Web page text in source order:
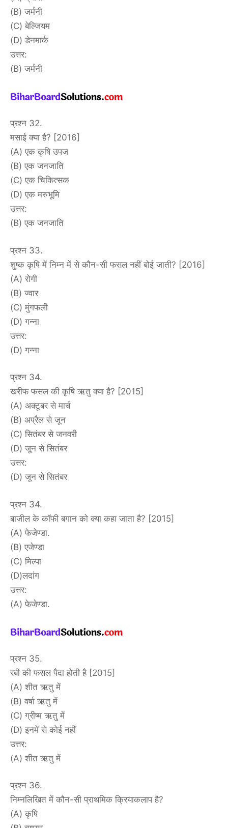
(B) जर्मनी
(C) बेल्जियम
(D) डेनमार्क
उत्तर:
(B) जर्मनी
प्रश्न 32.
मसाई क्या है? [2016]
(A) एक कृषि उपज
(B) एक जनजाति
(C) एक चिकित्सक
(D) एक मरुभूमि
उत्तर:
(B) एक जनजाति
प्रश्न 33.
शुष्क कृषि में निम्न में से कौन-सी फसल नहीं बोई जाती? [2016]
(A) रोगी
(B) ज्वार
(C) मुंगफली
(D) गन्ना
उत्तर:
(D) गन्ना
प्रश्न 34.
खरीफ फसल की कृषि ऋतु क्या है? [2015]
(A) अक्टूबर से मार्च
(B) अप्रैल से जून
(C) सितंबर से जनवरी
(D) जून से सितंबर
उत्तर:
(D) जून से सितंबर
प्रश्न 34.
बाजील के कॉफी बगान को क्या कहा जाता है? [2015]
(A) फेजेण्डा.
(B) एजेण्डा
(C) मिल्पा
(D)लदांग
उत्तर:
(A) फेजेण्डा.
प्रश्न 35.
रबी की फसल पैदा होती है [2015]
(A) शीत ऋतु में
(B) वर्षा ऋतु में
(C) ग्रीष्म ऋतु में
(D) इनमें से कोई नहीं
उत्तर:
(A) शीत ऋतु में
प्रश्न 36.
निम्नलिखित में कौन-सी प्राथमिक क्रियाकलाप है?
(A) कृषि